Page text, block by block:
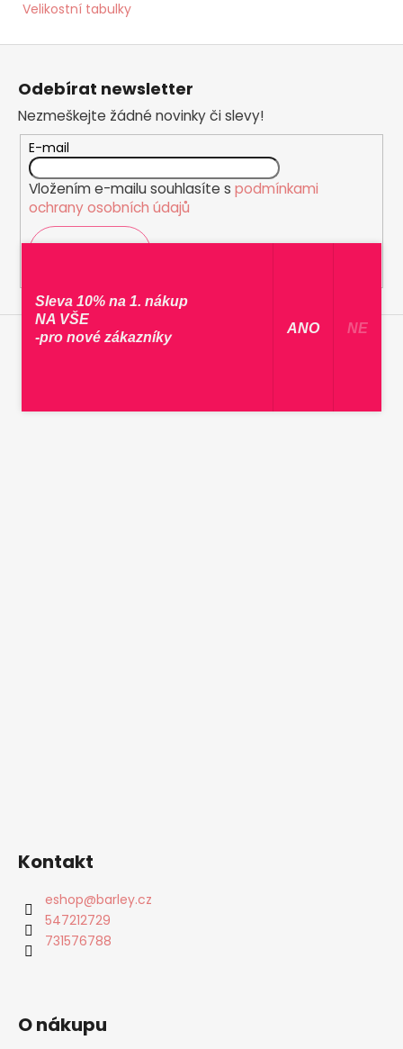
Velikostní tabulky
Z
Odebírat newsletter
Nezmeškejte žádné novinky či slevy!
E-mail
Vložením e-mailu souhlasíte s podmínkami
ochrany osobních údajů
Kontakt
eshop@barley.cz
547212729
731576788
O nákupu
Sleva 10% na 1. nákup
NA VŠE
-pro nové zákazníky
​ ANO ​ NE